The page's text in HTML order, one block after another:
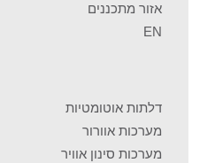
אזור מתכננים
EN
דלתות אוטומטיות
מערכות אוורור
מערכות סינון אוויר